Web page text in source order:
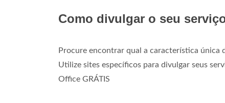
Como divulgar o seu
Procure encontrar qual a característica única
Utilize sites específicos para divulgar seus
Office GRÁTIS